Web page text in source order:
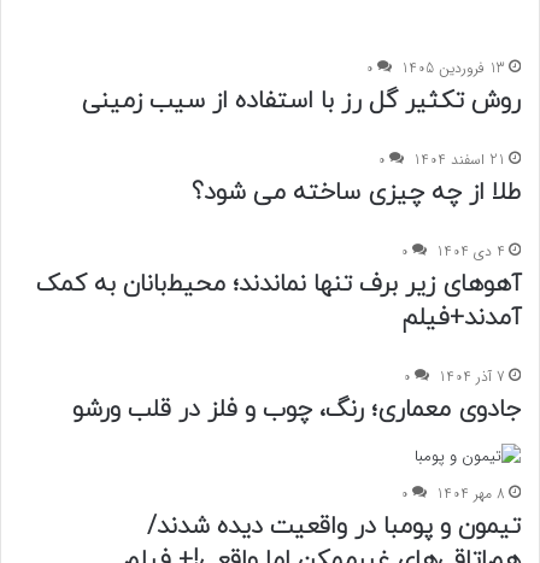
13 فروردین 1405 0
روش تکثیر گل رز با استفاده از سیب زمینی
21 اسفند 1404 0
طلا از چه چیزی ساخته می شود؟
4 دی 1404 0
آهو‌های زیر برف تنها نماندند؛ محیط‌بانان به کمک
آمدند+فیلم
7 آذر 1404 0
جادوی معماری؛ رنگ، چوب و فلز در قلب ورشو
8 مهر 1404 0
تیمون و پومبا در واقعیت دیده شدند/